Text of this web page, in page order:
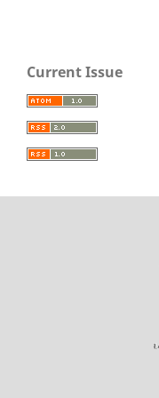
Current Issue